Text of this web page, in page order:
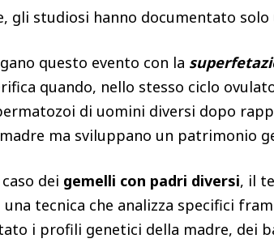
gli studiosi hanno documentato solo
questo evento con la
quando, nello stesso ciclo
di uomini diversi dopo
ma sviluppano un patrimonio
dei gemelli con padri diversi, il
una tecnica che analizza specifici
i profili genetici della madre, dei